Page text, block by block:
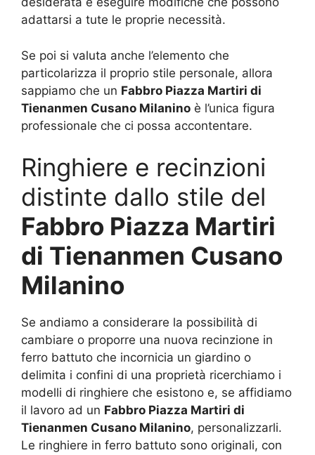
adattarsi a tute le proprie necessità.
Se poi si valuta anche l’elemento che
particolarizza il proprio stile personale, allora
sappiamo che un Fabbro Piazza Martiri di
Tienanmen Cusano Milanino è l’unica figura
professionale che ci possa accontentare.
Ringhiere e recinzioni
distinte dallo stile del
Fabbro Piazza Martiri
di Tienanmen Cusano
Milanino
Se andiamo a considerare la possibilità di
cambiare o proporre una nuova recinzione in
ferro battuto che incornicia un giardino o
delimita i confini di una proprietà ricerchiamo i
modelli di ringhiere che esistono e, se affidiamo
il lavoro ad un Fabbro Piazza Martiri di
Tienanmen Cusano Milanino, personalizzarli.
Le ringhiere in ferro battuto sono originali, con